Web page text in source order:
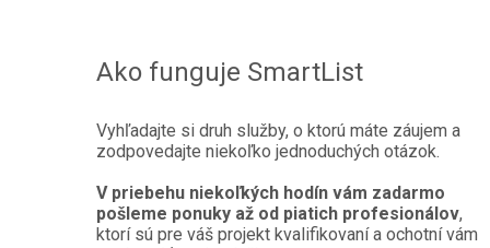
Ako funguje SmartList
Vyhľadajte si druh služby, o ktorú máte záujem a
zodpovedajte niekoľko jednoduchých otázok.
V priebehu niekoľkých hodín vám zadarmo
pošleme ponuky až od piatich profesionálov,
ktorí sú pre váš projekt kvalifikovaní a ochotní vám